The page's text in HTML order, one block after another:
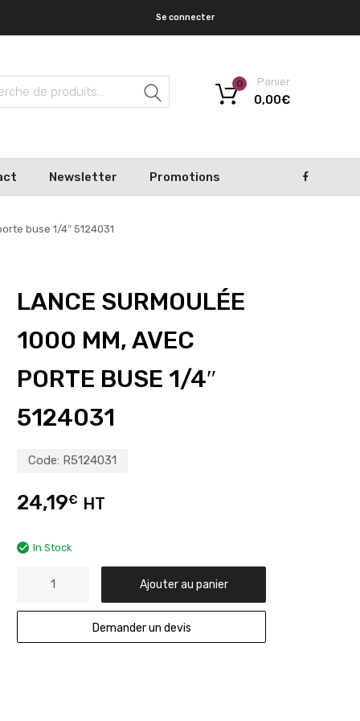
Se connecter
Recherche
Panier
0,00€
0
Newsletter Promotions
buse 1/4″ 5124031
LANCE SURMOULÉE
1000 MM, AVEC
PORTE BUSE 1/4″
5124031
Code: R5124031
24,19€ HT
In Stock
Ajouter au panier
Demander un devis